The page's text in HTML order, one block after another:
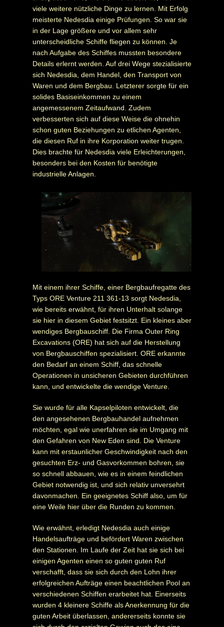
viele weitere nützliche Dinge zu lernen. Mit Erfolg
meisterte Nedesdia einige Prüfungen. So war sie
in der Lage größere und vor allem sehr
unterscheidliche Schiffe fliegen zu können. Je
nach Aufgabe des Schiffes mussten besondere
Details erlernt werden. Auf drei Wege stezialisierte
sich Nedesdia, dem Handel, den Transport von
Waren und dem Bergbau. Letzterer sorgte für ein
solides Basiseinkommen zu einem
angemessenem Zeitaufwand. Zudem
verbesserten sich auf diese Weise die ohnehin
schon guten Beziehungen zu etlichen Agenten,
die diesen Ruf in ihre Korporation weiter trugen.
Dies brachte für Nedesdia viele Erleichterungen,
besonders bei den Kosten für benötigte
industrielle Anlagen.
Mit einem ihrer Schiffe, einer Bergbaufregatte des
Typs ORE Venture 211 361-13 sorgt Nedesdia,
wie bereits erwähnt, für ihren Unterhalt solange
sie hier in diesem Gebiet festsitzt. Ein kleines aber
wendiges Bergbauschiff. Die Firma Outer Ring
Excavations (ORE) hat sich auf die Herstellung
von Bergbauschiffen spezialisiert. ORE erkannte
den Bedarf an einem Schiff, das schnelle
Operationen in unsicheren Gebieten durchführen
kann, und entwickelte die wendige Venture.
Sie wurde für alle Kapselpiloten entwickelt, die
den angesehenen Bergbauhandel aufnehmen
möchten, egal wie unerfahren sie im Umgang mit
den Gefahren von New Eden sind. Die Venture
kann mit erstaunlicher Geschwindigkeit nach den
gesuchten Erz- und Gasvorkommen bohren, sie
so schnell abbauen, wie es in einem feindlichen
Gebiet notwendig ist, und sich relativ unversehrt
davonmachen. Ein geeignetes Schiff also, um für
eine Weile hier über die Runden zu kommen.
Wie erwähnt, erledigt Nedesdia auch einige
Handelsaufträge und befördert Waren zwischen
den Stationen. Im Laufe der Zeit hat sie sich bei
einigen Agenten einen so guten guten Ruf
verschafft, dass sie sich durch den Lohn ihrer
erfolgreichen Aufträge einen beachtlichen Pool an
verschiedenen Schiffen erarbeitet hat. Einerseits
wurden 4 kleinere Schiffe als Anerkennung für die
guten Arbeit überlassen, andererseits konnte sie